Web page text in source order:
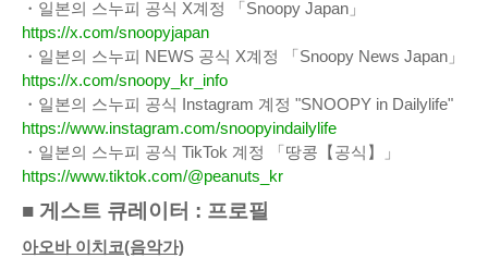
・일본의 스누피 공식 X계정 「Snoopy Japan」
https://x.com/snoopyjapan
・일본의 스누피 NEWS 공식 X계정 「Snoopy News Japan」
https://x.com/snoopy_kr_info
・일본의 스누피 공식 Instagram 계정 "SNOOPY in Dailylife"
https://www.instagram.com/snoopyindailylife
・일본의 스누피 공식 TikTok 계정 「땅콩【공식】」
https://www.tiktok.com/@peanuts_kr
■ 게스트 큐레이터 : 프로필
아오바 이치코(음악가)